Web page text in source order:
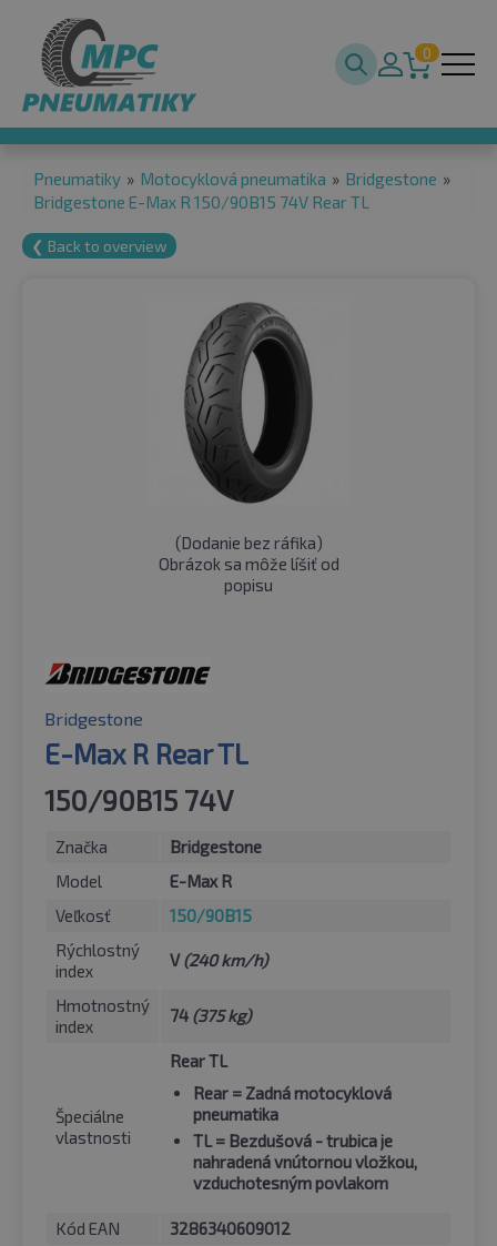
0
Pneumatiky » Motocyklová pneumatika » Bridgestone »
Bridgestone E-Max R 150/90B15 74V Rear TL
❮ Back to overview
(Dodanie bez ráfika)
Obrázok sa môže líšiť od
popisu
Bridgestone
E-Max R Rear TL
150/90B15 74V
Značka
Bridgestone
Model
E-Max R
Veľkosť
150/90B15
Rýchlostný
index
V(240 km/h)
Hmotnostný
index
74 (375 kg)
Špeciálne
vlastnosti
Rear TL
Rear = Zadná motocyklová
pneumatika
TL= Bezdušová - trubica je
nahradená vnútornou vložkou,
vzduchotesným povlakom
Kód EAN 3286340609012